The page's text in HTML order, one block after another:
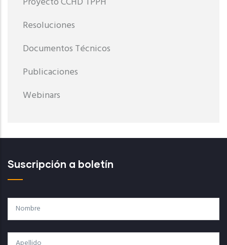
Resoluciones
Documentos Técnicos
Publicaciones
Webinars
Suscripción a boletín
Nombre
Apellido